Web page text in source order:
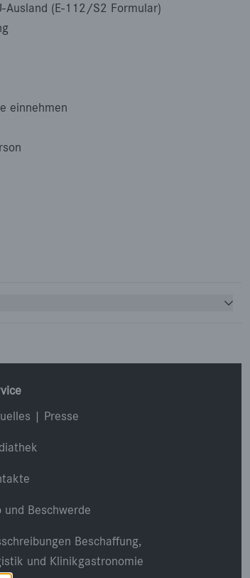
Ausland (E-112/S2 Formular)
einnehmen
| Presse
und Beschwerde
Beschaffung,
und Klinikgastronomie